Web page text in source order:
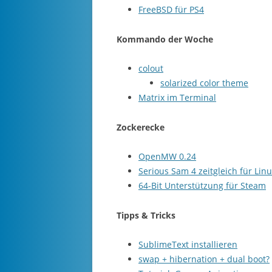
FreeBSD für PS4
Kommando der Woche
colout
solarized color theme
Matrix im Terminal
Zockerecke
OpenMW 0.24
Serious Sam 4 zeitgleich für
64-Bit Unterstützung für Steam
Tipps & Tricks
SublimeText installieren
swap + hibernation + dual boot?